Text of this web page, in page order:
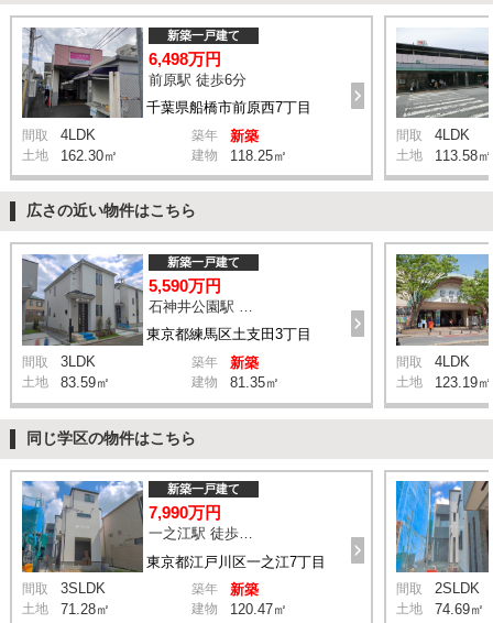
千葉県船橋市前原西7丁目
新築一戸建て
6,498万円
前原駅 徒歩6分
間取 4LDK 築年 新築
土地 162.30㎡ 建物 118.25㎡
間取 4LDK
土地 113.58㎡
広さの近い物件はこちら
東京都練馬区土支田3丁目
新築一戸建て
5,590万円
石神井公園駅 橋戸小学校 バス15分 停歩4分
間取 3LDK 築年 新築
土地 83.59㎡ 建物 81.35㎡
間取 4LDK
土地 123.19㎡
同じ学区の物件はこちら
東京都江戸川区一之江7丁目
新築一戸建て
7,990万円
一之江駅 徒歩6分
間取 3SLDK 築年 新築
土地 71.28㎡ 建物 120.47㎡
間取 2SLDK
土地 74.69㎡